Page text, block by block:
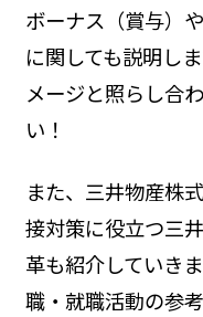
ボーナス（賞与）
に関しても説明し
メージと照らし合
い！
また、三井物産株
接対策に役立つ三
革も紹介していき
職・就職活動の参